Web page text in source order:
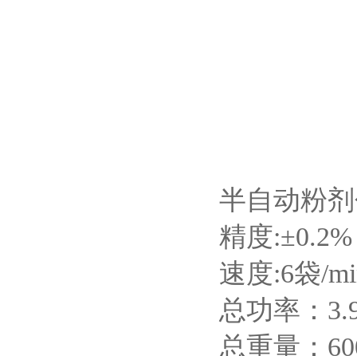
半自动粉
精度:±0.2%
速度:6袋/
总功率：
总重量：